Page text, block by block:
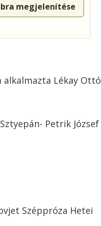
megjelenítése
Lékay Ottó
Petrik József
Széppróza Hetei